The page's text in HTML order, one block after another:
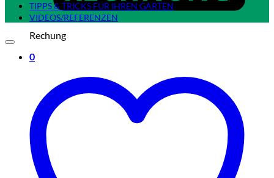
Rechung
0
TIPPS & TRICKS FÜR IHREN GARTEN
VIDEOS/REFERENZEN